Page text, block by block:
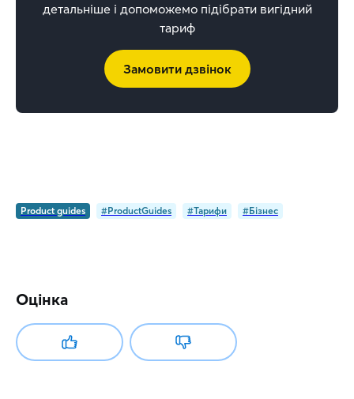
детальніше і допоможемо підібрати вигідний
тариф
Замовити дзвінок
Product guides #ProductGuides #Тарифи #Бізнес
Оцінка